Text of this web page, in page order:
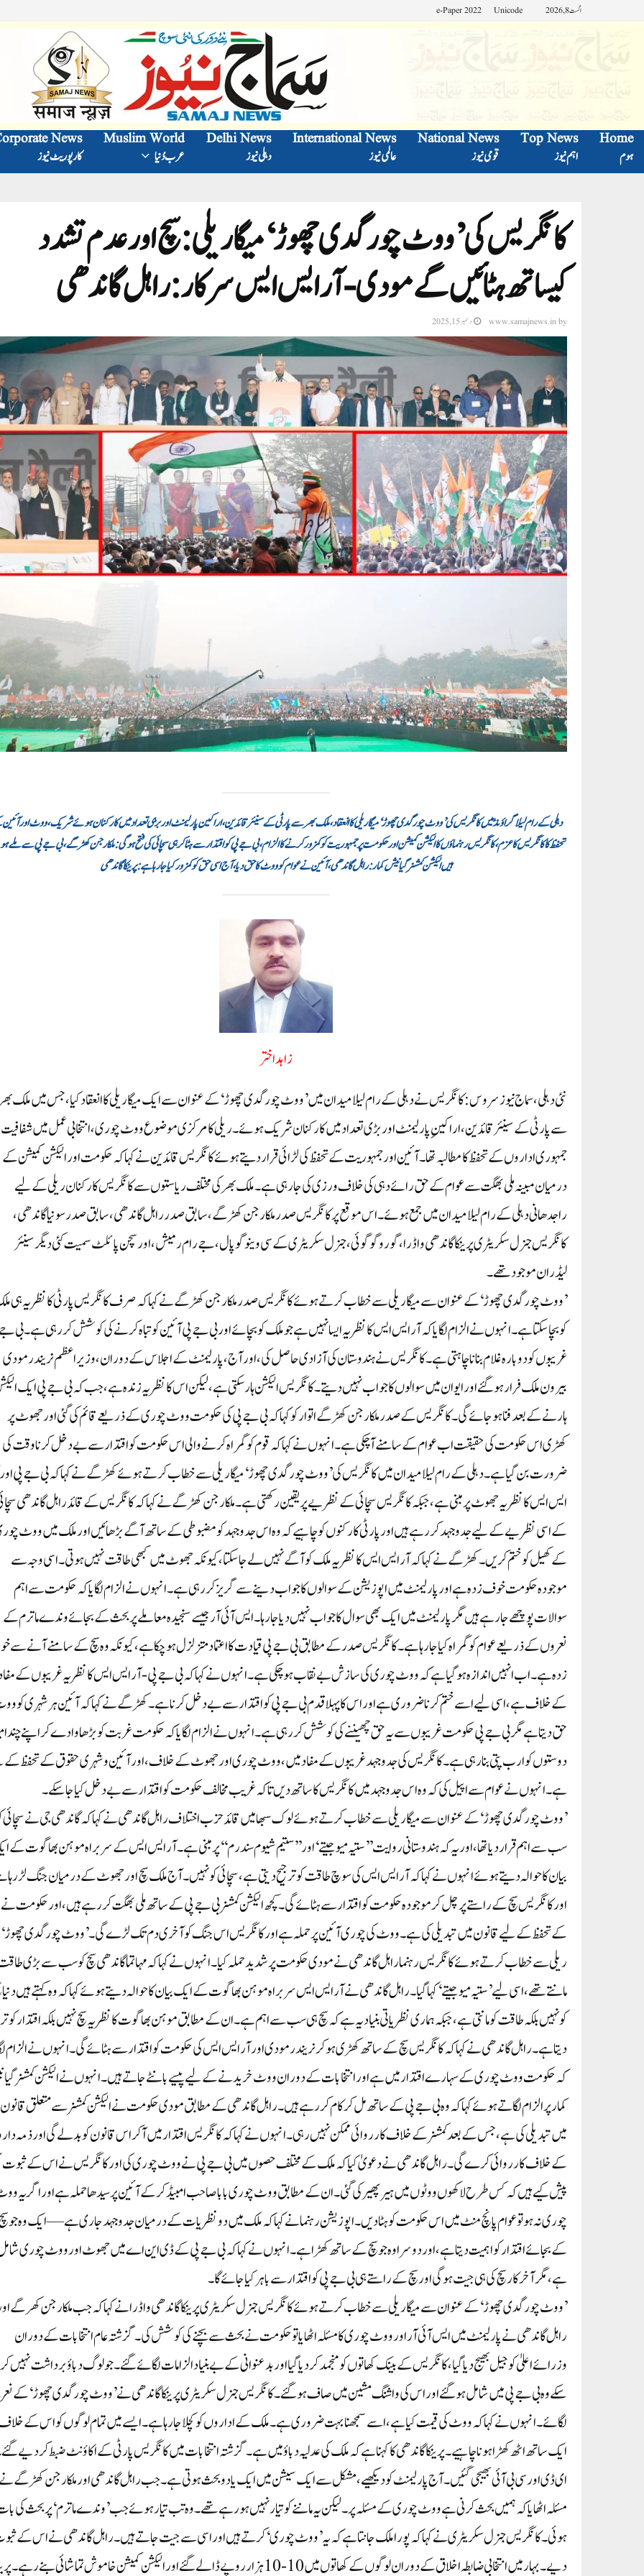
اگست 8, 2026 Unicode
e-Paper 2022
Home
ہوم
Top News
اہم نیوز
National News
قومی نیوز
International News
عالمی نیوز
Delhi News
دہلی نیوز
Muslim World
عرب دُنیا
News
کارپوریٹ نیوز
کانگریس کی’ووٹ چور گدی چھوڑ‘ میگا ریلی:سچ اور عدم تشدد
کیساتھ ہٹائیں گے مودی -آر ایس ایس سرکار: راہل گاندھی
by
www.samajnews.in دسمبر 15, 2025
دہلی کے رام لیلا گراؤنڈ میں کانگریس کی’ووٹ چور گدی چھوڑ‘ میگا ریلی کا انعقاد،ملک بھر سے پارٹی کے سینئر قائدین، اراکین پارلیمنٹ اور بڑی تعداد میں کارکنان ہوئے شریک،ووٹ اور
تحفظ کا کانگریس کا عزم، کانگریس رہنماؤں کا الیکشن کمیشن اور حکومت پر جمہوریت کو کمزور کرنے کا الزام،بی جے پی کو اقتدار سے ہٹا کر ہی سچائی کی فتح ہوگی: ملکارجن کھڑگے، بی جے پی سے
ہیں الیکشن کمشنر گیانیش کمار: راہل گاندھی،آئین نے عوام کو ووٹ کا حق دیا، آج اسی حق کو کمزور کیا جا رہا ہے: پرینکا گاندھی
زاہد اختر
نئی دہلی، سماج نیوز سروس: کانگریس نے دہلی کے رام لیلا میدان میں ’ووٹ چور گدی چھوڑ‘ کے عنوان سے ایک میگا ریلی کا انعقاد کیا، جس میں ملک
سے پارٹی کے سینئر قائدین، اراکینِ پارلیمنٹ اور بڑی تعداد میں کارکنان شریک ہوئے۔ ریلی کا مرکزی موضوع ووٹ چوری، انتخابی عمل میں
جمہوری اداروں کے تحفظ کا مطالبہ تھا۔آئین اور جمہوریت کے تحفظ کی لڑائی قرار دیتے ہوئے کانگریس قائدین نے کہا کہ حکومت اور الیکشن کمیشن کے
درمیان مبینہ ملی بھگت سے عوام کے حق رائے دہی کی خلاف ورزی کی جارہی ہے۔ملک بھر کی مختلف ریاستوں سے کانگریس کارکنان ریلی کے لیے
راجدھانی دہلی کے رام لیلا میدان میں جمع ہوئے۔ اس موقع پر کانگریس صدر ملکارجن کھڑگے ، سابق صدر راہل گاندھی ، سابق صدر سونیا گاندھی ،
کانگریس جنرل سکریٹری پرینکا گاندھی واڈرا ، گورو گوگوئی ، جنرل سکریٹری کے سی وینوگوپال ، جے رام رمیش ، اور سچن پائلٹ سمیت کئی دیگر سینئر
لیڈران موجود تھے۔
’ووٹ چور گدی چھوڑ‘ کے عنوان سے میگا ریلی سے خطاب کرتے ہوئے کانگریس صدر ملکارجن کھڑگے نے کہا کہ صرف کانگریس پارٹی کا نظریہ ہی
کو بچا سکتا ہے۔ انہوں نے الزام لگایا کہ آر ایس ایس کا نظریہ ایسا نہیں ہے جو ملک کو بچائے اور بی جے پی آئین کو تباہ کرنے کی کوشش کر رہی ہے۔ بی
غریبوں کو دوبارہ غلام بنانا چاہتی ہے۔ کانگریس نے ہندوستان کی آزادی حاصل کی، اور آج، پارلیمنٹ کے اجلاس کے دوران، وزیر اعظم نریندر مودی
بیرون ملک فرار ہوگئے اور ایوان میں سوالوں کا جواب نہیں دیتے۔ کانگریس الیکشن ہار سکتی ہے ، لیکن اس کا نظریہ زندہ ہے ، جب کہ بی جے پی ایک
ہارنے کے بعد فنا ہو جائے گی۔کانگریس کے صدر ملکارجن کھڑگے اتوار کو کہا کہ بی جے پی کی حکومت ووٹ چوری کے ذریعے قائم کی گئی اور جھوٹ پر
کھڑی اس حکومت کی حقیقت اب عوام کے سامنے آ چکی ہے۔ انہوں نے کہا کہ قوم کو گمراہ کرنے والی اس حکومت کو اقتدار سے بے دخل کرنا وقت کی
ضرورت بن گیا ہے۔دہلی کے رام لیلا میدان میں کانگریس کی ’ووٹ چور گدی چھوڑ‘ میگا ریلی سے خطاب کرتے ہوئے کھڑگے نے کہا کہ بی جے پی
ایس ایس کا نظریہ جھوٹ پر مبنی ہے، جبکہ کانگریس سچائی کے نظریے پر یقین رکھتی ہے۔ملکارجن کھڑگے نے کہا کہ کانگریس کے قائد راہل گاندھی
کے اسی نظریے کے لیے جدوجہد کر رہے ہیں اور پارٹی کارکنوں کو چاہیے کہ وہ اس جدوجہد کو مضبوطی کے ساتھ آگے بڑھائیں اور ملک میں ووٹ
کے کھیل کو ختم کریں۔کھڑگے نے کہا کہ آر ایس ایس کا نظریہ ملک کو آگے نہیں لے جا سکتا، کیونکہ جھوٹ میں کبھی طاقت نہیں ہوتی۔ اسی وجہ سے
موجودہ حکومت خوف زدہ ہے اور پارلیمنٹ میں اپوزیشن کے سوالوں کا جواب دینے سے گریز کر رہی ہے۔ انہوں نے الزام لگایا کہ حکومت سے اہم
سوالات پوچھے جا رہے ہیں مگر پارلیمنٹ میں ایک بھی سوال کا جواب نہیں دیا جا رہا۔ ایس آئی آر جیسے سنجیدہ معاملے پر بحث کے بجائے وندے ماترم کے
نعروں کے ذریعے عوام کو گمراہ کیا جا رہا ہے۔کانگریس صدر کے مطابق بی جے پی قیادت کا اعتماد متزلزل ہو چکا ہے، کیونکہ وہ سچ کے سامنے آنے
زدہ ہے۔ اب انہیں اندازہ ہو گیا ہے کہ ووٹ چوری کی سازش بے نقاب ہو چکی ہے۔ انہوں نے کہا کہ بی جے پی-آر ایس ایس کا نظریہ غریبوں کے
کے خلاف ہے، اسی لیے اسے ختم کرنا ضروری ہے اور اس کا پہلا قدم بی جے پی کو اقتدار سے بے دخل کرنا ہے۔کھڑگے نے کہا کہ آئین ہر شہری کو
حق دیتا ہے مگر بی جے پی حکومت غریبوں سے یہ حق چھیننے کی کوشش کر رہی ہے۔ انہوں نے الزام لگایا کہ حکومت غربت کو بڑھاوا دے کر اپنے چند
دوستوں کو ارب پتی بنا رہی ہے۔ کانگریس کی جدوجہد غریبوں کے مفاد میں، ووٹ چوری اور جھوٹ کے خلاف، اور آئین و شہری حقوق کے تحفظ
ہے۔ انہوں نے عوام سے اپیل کی کہ وہ اس جدوجہد میں کانگریس کا ساتھ دیں تاکہ غریب مخالف حکومت کو اقتدار سے بے دخل کیا جا سکے۔
’ووٹ چور گدی چھوڑ‘ کے عنوان سے میگا ریلی سے خطاب کرتے ہوئے لوک سبھا میں قائد حزب اختلاف راہل گاندھی نے کہا کہ گاندھی جی نے سچائی
سب سے اہم قرار دیا تھا، اور یہ کہ ہندوستانی روایت ’’ستیہ میو جیتے‘ اور ’’ستیم شیوم سندرم‘‘ پر مبنی ہے۔ آر ایس ایس کے سربراہ موہن بھاگوت کے
بیان کا حوالہ دیتے ہوئے انہوں نے کہا کہ آر ایس ایس کی سوچ طاقت کو ترجیح دیتی ہے، سچائی کو نہیں۔ آج ملک سچ اور جھوٹ کے درمیان جنگ لڑ رہا
اور کانگریس سچ کے راستے پر چل کر موجودہ حکومت کو اقتدار سے ہٹائے گی۔ کچھ الیکشن کمشنر بی جے پی کے ساتھ ملی بھگت کر رہے ہیں، اور حکومت
کے تحفظ کے لیے قانون میں تبدیلی کی ہے۔ ووٹ کی چوری آئین پر حملہ ہے اور کانگریس اس جنگ کو آخری دم تک لڑے گی۔’ووٹ چور گدی چھوڑ‘
ریلی سے خطاب کرتے ہوئے کانگریس رہنما راہل گاندھی نے مودی حکومت پر شدید حملہ کیا۔ انہوں نے کہا کہ مہاتما گاندھی سچ کو سب سے بڑی
مانتے تھے، اسی لیے ’ستیہ میو جیتے‘ کہا گیا۔ راہل گاندھی نے آر ایس ایس سربراہ موہن بھاگوت کے ایک بیان کا حوالہ دیتے ہوئے کہا کہ وہ کہتے ہیں
کو نہیں بلکہ طاقت کو مانتی ہے، جبکہ ہماری نظریاتی بنیاد یہ ہے کہ سچ ہی سب سے اہم ہے۔ ان کے مطابق موہن بھاگوت کا نظریہ سچ نہیں بلکہ اقتدار کو
دیتا ہے۔راہل گاندھی نے کہا کہ کانگریس سچ کے ساتھ کھڑی ہو کر نریندر مودی اور آر ایس ایس کی حکومت کو اقتدار سے ہٹائے گی۔ انہوں نے الزام
کہ حکومت ووٹ چوری کے سہارے اقتدار میں ہے اور انتخابات کے دوران ووٹ خریدنے کے لیے پیسے بانٹے جاتے ہیں۔انہوں نے الیکشن کمشنر
کمار پر الزام لگاتے ہوئے کہا کہ وہ بی جے پی کے ساتھ مل کر کام کر رہے ہیں۔ راہل گاندھی کے مطابق مودی حکومت نے الیکشن کمشنر سے متعلق قانون
میں تبدیلی کی ہے، جس کے بعد کمشنر کے خلاف کارروائی ممکن نہیں رہی۔ انہوں نے کہا کہ کانگریس اقتدار میں آ کر اس قانون کو بدلے گی اور ذمہ
کے خلاف کارروائی کرے گی۔راہل گاندھی نے دعویٰ کیا کہ ملک کے مختلف حصوں میں بی جے پی نے ووٹ چوری کی اور کانگریس نے اس کے
پیش کیے ہیں کہ کس طرح لاکھوں ووٹوں میں ہیر پھیر کی گئی۔ ان کے مطابق ووٹ چوری بابا صاحب امبیڈکر کے آئین پر سیدھا حملہ ہے اور اگر یہ
چوری نہ ہو تو عوام پانچ منٹ میں اس حکومت کو ہٹا دیں۔اپوزیشن رہنما نے کہا کہ ملک میں دو نظریات کے درمیان جدوجہد جاری ہے—ایک وہ جو
کے بجائے اقتدار کو اہمیت دیتا ہے، اور دوسرا وہ جو سچ کے ساتھ کھڑا ہے۔ انہوں نے کہا کہ بی جے پی کے ڈی این اے میں جھوٹ اور ووٹ چوری
ہے، مگر آخرکار سچ کی ہی جیت ہوگی اور سچ کے راستے ہی بی جے پی کو اقتدار سے باہر کیا جائے گا۔
’ووٹ چور گدی چھوڑ‘ کے عنوان سے میگا ریلی سے خطاب کرتے ہوئے کانگریس جنرل سکریٹری پرینکا گاندھی واڈرا نے کہا کہ جب ملکارجن کھرگے
راہل گاندھی نے پارلیمنٹ میں ایس آئی آر اور ووٹ چوری کا مسئلہ اٹھایا تو حکومت نے بحث سے بچنے کی کوشش کی۔ گزشتہ عام انتخابات کے دوران
وزرائے اعلیٰ کو جیل بھیج دیا گیا ، کانگریس کے بینک کھاتوں کو منجمد کر دیا گیا اور بدعنوانی کے بے بنیاد الزامات لگائے گئے۔ جو لوگ دباؤ برداشت نہیں کر
سکے وہ بی جے پی میں شامل ہو گئے اور اس کی واشنگ مشین میں صاف ہو گئے۔کانگریس جنرل سکریٹری پرینکا گاندھی نے ’ووٹ چور گدی چھوڑ‘ کے
لگائے۔ انہوں نے کہا کہ ووٹ کی قیمت کیا ہے، اسے سمجھنا بہت ضروری ہے۔ ملک کے اداروں کو کچلا جا رہا ہے۔ ایسے میں تمام لوگوں کو اس کے
ایک ساتھ اٹھ کھڑا ہونا چاہیے۔پرینکا گاندھی کا کہنا ہے کہ ملک کی عدلیہ دباؤ میں ہے۔ گزشتہ انتخابات میں کانگریس پارٹی کے اکاؤنٹ ضبط کر دیے
ای ڈی اور سی بی آئی بھیجی گئیں۔ آج پارلیمنٹ کو دیکھیے، مشکل سے ایک سیشن میں ایک یا دو بحث ہوتی ہے۔ جب راہل گاندھی اور ملکارجن کھڑگے
مسئلہ اٹھایا کہ ہمیں بحث کرنی ہے ووٹ چوری کے مسئلہ پر۔ لیکن یہ ماننے کو تیار نہیں ہو رہے تھے۔ وہ تب تیار ہوئے جب ’وندے ماترم‘ پر بحث کی
ہوئی۔کانگریس جنرل سکریٹری نے کہا کہ پورا ملک جانتا ہے کہ یہ ’ووٹ چوری‘ کرتے ہیں اور اسی سے جیت جاتے ہیں۔ راہل گاندھی نے اس کے
دیے۔ بہار میں انتخابی ضابطہ اخلاق کے دوران لوگوں کے کھاتوں میں 10-10 ہزار روپے ڈالے گئے اور الیکشن کمیشن خاموش تماشائی بنے رہے۔